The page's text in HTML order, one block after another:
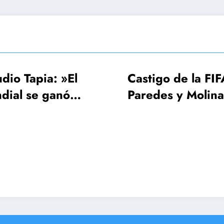
Castigo de la FIFA:
Paredes y Molina 3